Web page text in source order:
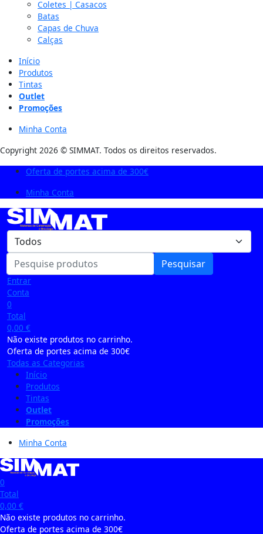
Coletes | Casacos
Batas
Capas de Chuva
Calças
Início
Produtos
Tintas
Outlet
Promoções
Minha Conta
Copyright 2026 © SIMMAT. Todos os direitos reservados.
Oferta de portes acima de 300€
Minha Conta
Pesquisar
Entrar
Conta
0
Total
0,00 €
Não existe produtos no carrinho.
Oferta de portes acima de 300€
Todas as Categorias
Início
Produtos
Tintas
Outlet
Promoções
Minha Conta
0
Total
0,00 €
Não existe produtos no carrinho.
Oferta de portes acima de 300€